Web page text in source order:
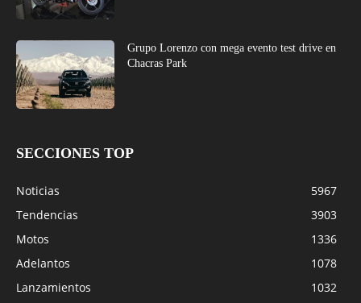
Grupo Lorenzo con mega evento test drive en
Chacras Park
SECCIONES TOP
Noticias
5967
Tendencias
3903
Motos
1336
Adelantos
1078
Lanzamientos
1032